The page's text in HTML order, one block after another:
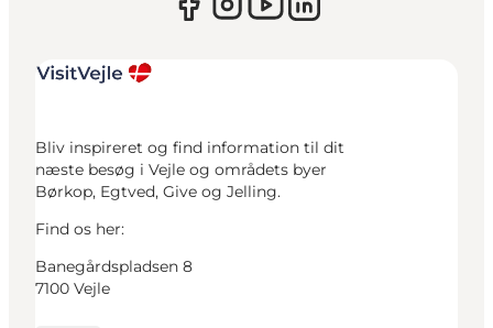
Bliv inspireret og find information til dit
næste besøg i Vejle og områdets byer
Børkop, Egtved, Give og Jelling.
Find os her:
Banegårdspladsen 8
7100 Vejle